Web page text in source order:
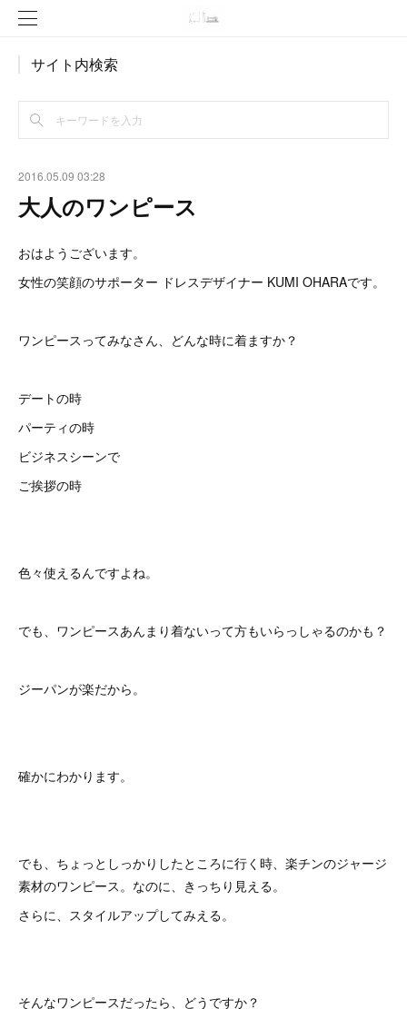
サイト内検索
2016.05.09 03:28
大人のワンピース
おはようございます。
女性の笑顔のサポーター ドレスデザイナー KUMI OHARAです。
ワンピースってみなさん、どんな時に着ますか？
デートの時
パーティの時
ビジネスシーンで
ご挨拶の時
色々使えるんですよね。
でも、ワンピースあんまり着ないって方もいらっしゃるのかも？
ジーパンが楽だから。
確かにわかります。
でも、ちょっとしっかりしたところに行く時、楽チンのジャージ
素材のワンピース。なのに、きっちり見える。
さらに、スタイルアップしてみえる。
そんなワンピースだったら、どうですか？